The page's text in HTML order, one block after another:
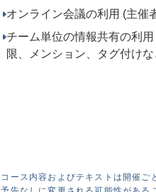
オンライン会議の利用 (主催
チーム単位の情報共有の利
限、メンション、タグ付けな
ース内容およびテキストは開催ご